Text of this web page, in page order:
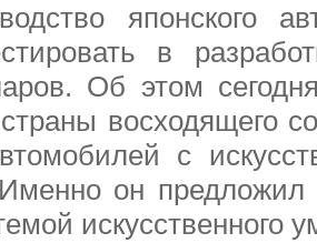
японского
в
Об этом
восходящего
с
он предложил
искусственного